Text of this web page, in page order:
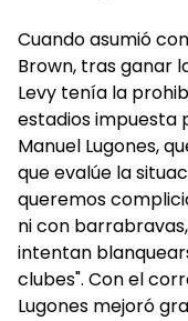
Cuando asumió
Brown, tras ganar
Levy tenía la
estadios impuesta
Manuel Lugones,
que evalúe la
queremos
ni con
intentan
clubes". Con el
Lugones mejoró